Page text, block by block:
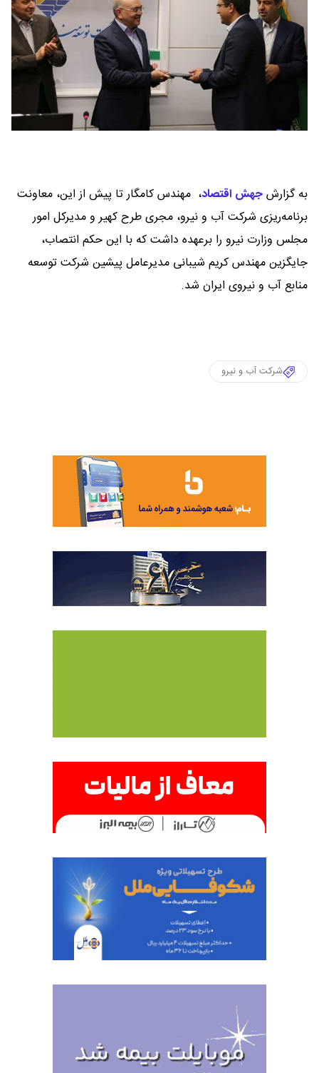
به گزارشجهش اقتصاد، مهندس کامگار تا پیش از این، معاونت
برنامه‌ریزی شرکت آب و نیرو، مجری طرح‌ کهیر و مدیرکل امور
مجلس وزارت نیرو را برعهده داشت که با این حکم انتصاب،
جایگزین مهندس کریم شیبانی مدیرعامل پیشین شرکت توسعه
منابع آب و نیروی ایران شد.
شرکت آب و نیرو